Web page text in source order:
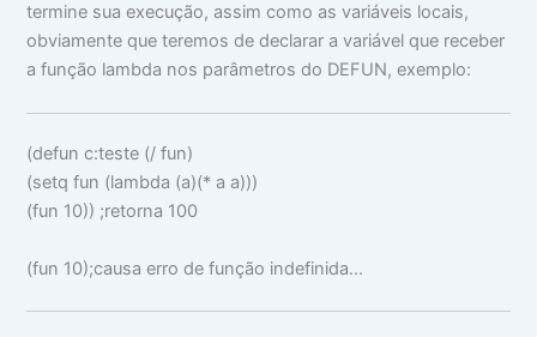
termine sua execução, assim como as variáveis locais,
obviamente que teremos de declarar a variável que receber
a função lambda nos parâmetros do DEFUN, exemplo:
(defun c:teste (/ fun)
(setq fun (lambda (a)(* a a)))
(fun 10)) ;retorna 100
(fun 10);causa erro de função indefinida...